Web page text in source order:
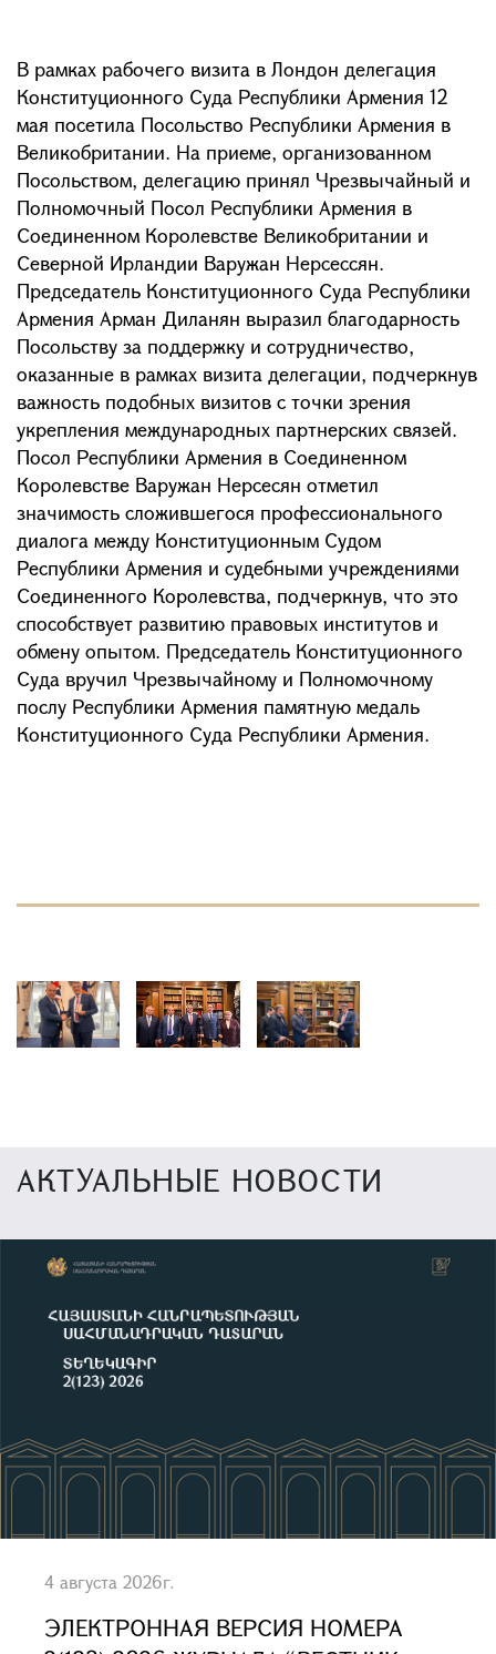
В рамках рабочего визита в Лондон делегация
Конституционного Суда Республики Армения 12
мая посетила Посольство Республики Армения в
Великобритании. На приеме, организованном
Посольством, делегацию принял Чрезвычайный и
Полномочный Посол Республики Армения в
Соединенном Королевстве Великобритании и
Северной Ирландии Варужан Нерсессян.
Председатель Конституционного Суда Республики
Армения Арман Диланян выразил благодарность
Посольству за поддержку и сотрудничество,
оказанные в рамках визита делегации, подчеркнув
важность подобных визитов с точки зрения
укрепления международных партнерских связей.
Посол Республики Армения в Соединенном
Королевстве Варужан Нерсесян отметил
значимость сложившегося профессионального
диалога между Конституционным Судом
Республики Армения и судебными учреждениями
Соединенного Королевства, подчеркнув, что это
способствует развитию правовых институтов и
обмену опытом. Председатель Конституционного
Суда вручил Чрезвычайному и Полномочному
послу Республики Армения памятную медаль
Конституционного Суда Республики Армения.
АКТУАЛЬНЫЕ НОВОСТИ
4 августа 2026г.
ЭЛЕКТРОННАЯ ВЕРСИЯ НОМЕРА